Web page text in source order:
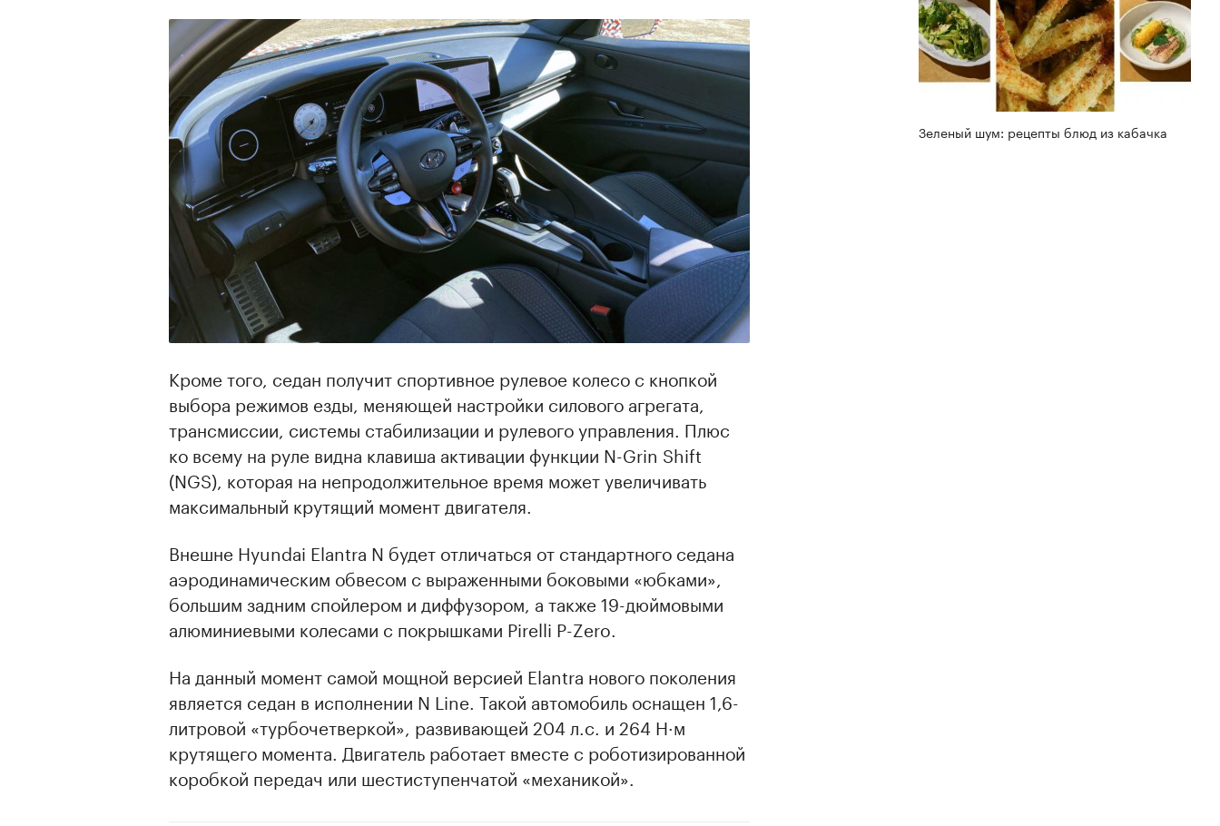
Зеленый шум: рецепты блюд из кабачка
Кроме того, седан получит спортивное рулевое колесо с кнопкой
выбора режимов езды, меняющей настройки силового агрегата,
трансмиссии, системы стабилизации и рулевого управления. Плюс
ко всему на руле видна клавиша активации функции N-Grin Shift
(NGS), которая на непродолжительное время может увеличивать
максимальный крутящий момент двигателя.
Внешне Hyundai Elantra N будет отличаться от стандартного седана
аэродинамическим обвесом с выраженными боковыми «юбками»,
большим задним спойлером и диффузором, а также 19-дюймовыми
алюминиевыми колесами с покрышками Pirelli P-Zero.
На данный момент самой мощной версией Elantra нового поколения
является седан в исполнении N Line. Такой автомобиль оснащен 1,6-
литровой «турбочетверкой», развивающей 204 л.с. и 264 Н·м
крутящего момента. Двигатель работает вместе с роботизированной
коробкой передач или шестиступенчатой «механикой».